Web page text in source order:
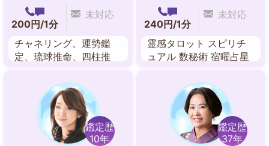
200円/1分
未対応
チャネリング、運勢鑑
定、琉球推命、四柱推
歴、オーラリーディン
グ、オーラカラー診断、
イーチンタロットカー
ド、開運カウンセリング
240円/1分
未対応
霊感タロット スピリチ
ュアル 数秘術 宿曜占星
鑑定歴
10年
鑑定歴
37年